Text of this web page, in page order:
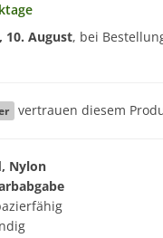
10. August, bei
vertrauen diesem
Nylon